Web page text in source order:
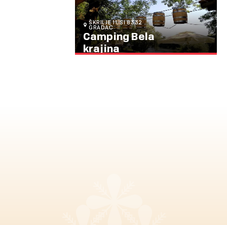
ŠKRILJE 11, SI 8332
GRADAC
Camping Bela
krajina